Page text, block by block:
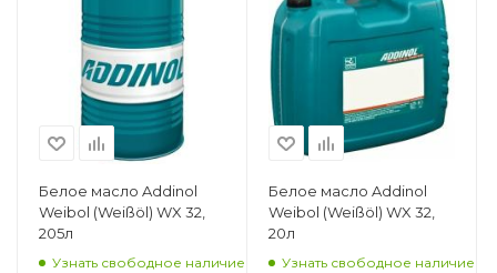
Белое масло Addinol
Weibol (Weißöl) WX 32,
205л
Узнать свободное наличие
Белое масло Addinol
Weibol (Weißöl) WX 32,
20л
Узнать свободное наличие